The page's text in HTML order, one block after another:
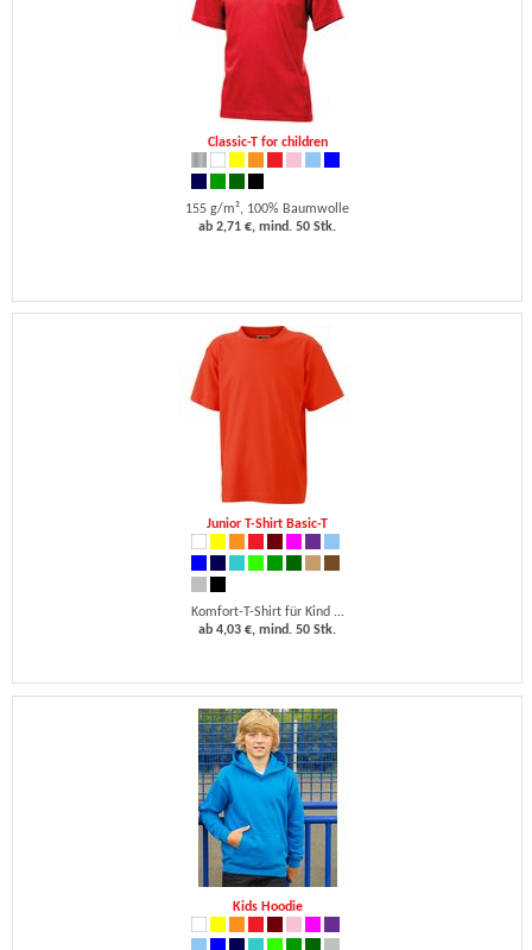
Classic-T for children
155 g/m², 100% Baumwolle
ab 2,71 €, mind. 50 Stk.
Junior T-Shirt Basic-T
Komfort-T-Shirt für Kind ...
ab 4,03 €, mind. 50 Stk.
Kids Hoodie